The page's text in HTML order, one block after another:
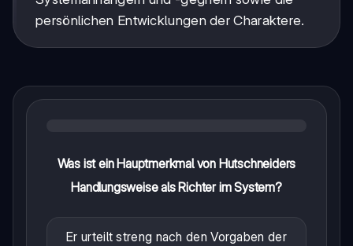
persönlichen Entwicklungen der Charaktere.
Was ist ein Hauptmerkmal von Hutschneiders
Handlungsweise als Richter im System?
Er urteilt streng nach den Vorgaben der